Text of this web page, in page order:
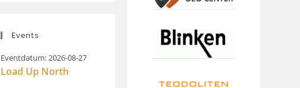
Events
Eventdatum: 2026-08-27
Load Up North